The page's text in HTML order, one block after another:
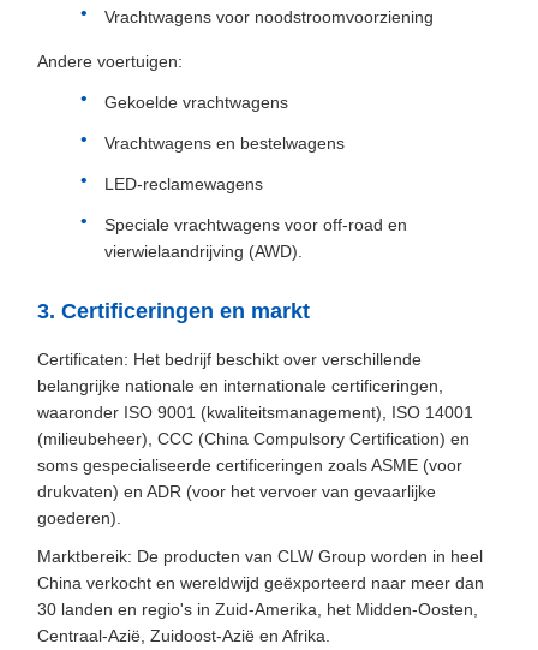
Vrachtwagens voor noodstroomvoorziening
Andere voertuigen:
Gekoelde vrachtwagens
Vrachtwagens en bestelwagens
LED-reclamewagens
Speciale vrachtwagens voor off-road en
vierwielaandrijving (AWD).
3. Certificeringen en markt
Certificaten: Het bedrijf beschikt over verschillende
belangrijke nationale en internationale certificeringen,
waaronder ISO 9001 (kwaliteitsmanagement), ISO 14001
(milieubeheer), CCC (China Compulsory Certification) en
soms gespecialiseerde certificeringen zoals ASME (voor
drukvaten) en ADR (voor het vervoer van gevaarlijke
goederen).
Marktbereik: De producten van CLW Group worden in heel
China verkocht en wereldwijd geëxporteerd naar meer dan
30 landen en regio's in Zuid-Amerika, het Midden-Oosten,
Centraal-Azië, Zuidoost-Azië en Afrika.